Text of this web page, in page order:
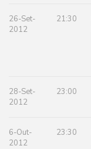
26-Set-
2012
21:30
28-Set-
2012
23:00
6-Out-
2012
23:30